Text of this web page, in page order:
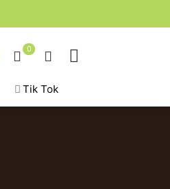
0
Tik Tok